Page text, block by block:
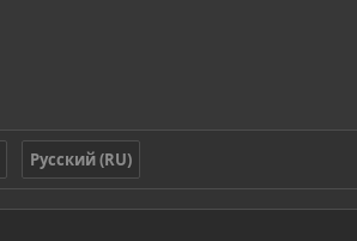
Русский (RU)